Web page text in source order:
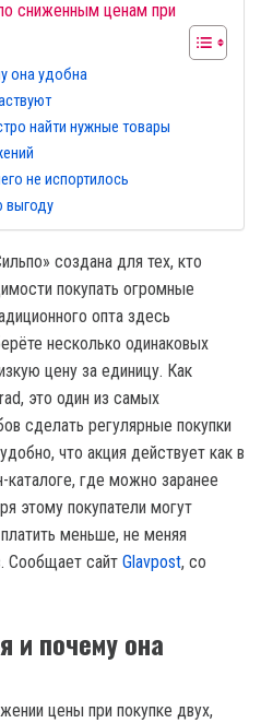
сниженным ценам при
она удобна
найти нужные товары
не испортилось
выгоду
создана для тех, кто
покупать огромные
опта здесь
несколько одинаковых
цену за единицу. Как
это один из самых
сделать регулярные покупки
что акция действует как в
каталоге, где можно заранее
этому покупатели могут
меньше, не меняя
Сообщает сайт Glavpost, со
и почему она
цены при покупке двух,